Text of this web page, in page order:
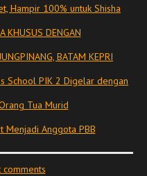
Hampir 100% untuk Shisha
KHUSUS DENGAN
BATAM KEPRI
School PIK 2 Digelar dengan
Tua Murid
Menjadi Anggota PBB